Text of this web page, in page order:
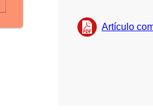
Artículo